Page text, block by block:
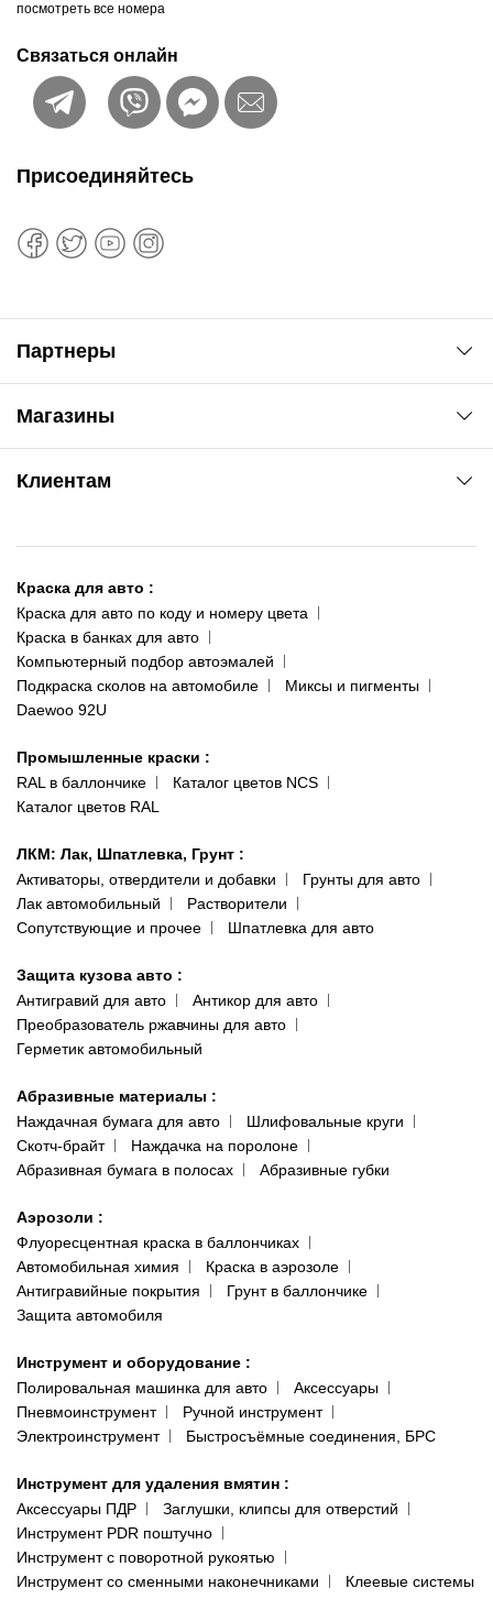
посмотреть все номера
Связаться онлайн
Магазины
ул. Рабочая, 2-а
093 611-39-23
(ориентир: Интайм №40)
Одесса
пр-т Акад. Глушко, 29
066 554-97-70
Клиентам
Доставка и оплата
Сотрудничество
Наши публикации
Публичная оферта
Политика конфиденциальности
Присоединяйтесь
Партнеры
Краска для авто :
Краска для авто по коду и номеру цвета
Краска в банках для авто
Компьютерный подбор автоэмалей
Подкраска сколов на автомобиле
Миксы и пигменты
Daewoo 92U
Промышленные краски :
RAL в баллончике
Каталог цветов NCS
Каталог цветов RAL
ЛКМ: Лак, Шпатлевка, Грунт :
Активаторы, отвердители и добавки
Грунты для авто
Лак автомобильный
Растворители
Сопутствующие и прочее
Шпатлевка для авто
Защита кузова авто :
Антигравий для авто
Антикор для авто
Преобразователь ржавчины для авто
Герметик автомобильный
Абразивные материалы :
Наждачная бумага для авто
Шлифовальные круги
Скотч-брайт
Наждачка на поролоне
Абразивная бумага в полосах
Абразивные губки
Аэрозоли :
Флуоресцентная краска в баллончиках
Автомобильная химия
Краска в аэрозоле
Антигравийные покрытия
Грунт в баллончике
Защита автомобиля
Инструмент и оборудование :
Полировальная машинка для авто
Аксессуары
Пневмоинструмент
Ручной инструмент
Электроинструмент
Быстросъёмные соединения, БРС
Инструмент для удаления вмятин :
Аксессуары ПДР
Заглушки, клипсы для отверстий
Инструмент PDR поштучно
Инструмент с поворотной рукоятью
Инструмент со сменными наконечниками
Клеевые системы